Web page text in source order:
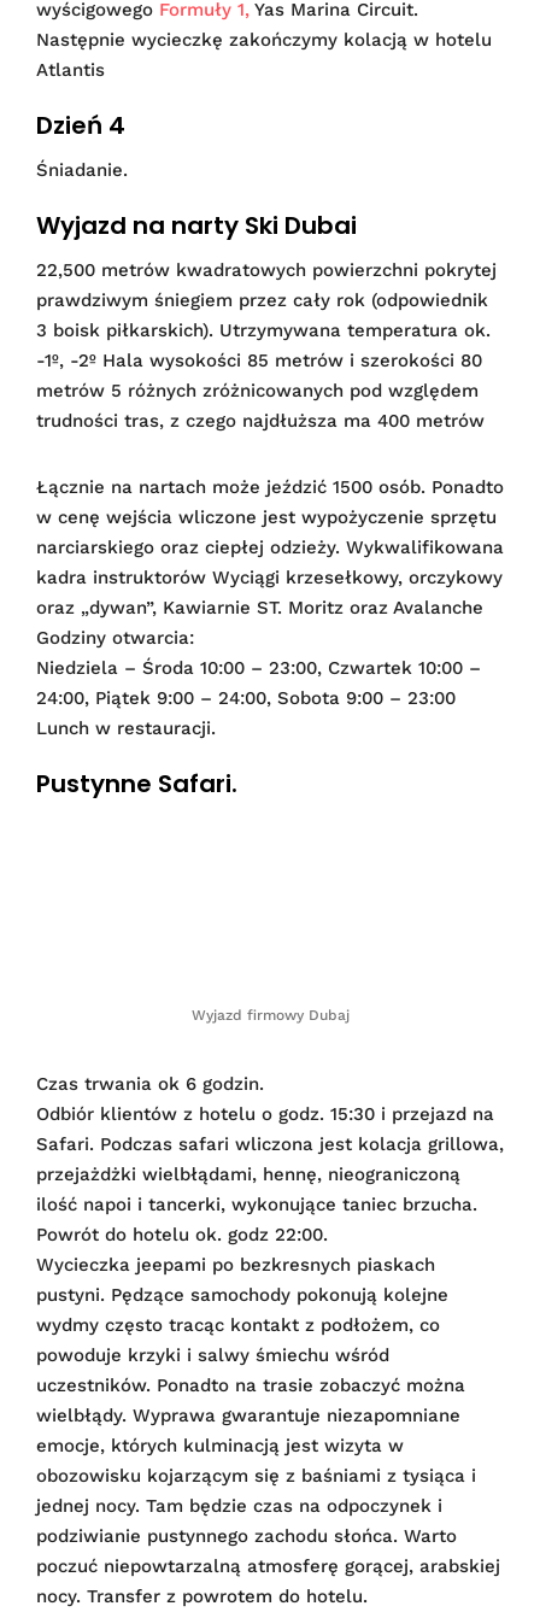
wyścigowego Formuły 1, Yas Marina Circuit.
Następnie wycieczkę zakończymy kolacją w hotelu
Atlantis
Dzień 4
Śniadanie.
Wyjazd na narty Ski Dubai
22,500 metrów kwadratowych powierzchni pokrytej
prawdziwym śniegiem przez cały rok (odpowiednik
3 boisk piłkarskich). Utrzymywana temperatura ok.
-1º, -2º Hala wysokości 85 metrów i szerokości 80
metrów 5 różnych zróżnicowanych pod względem
trudności tras, z czego najdłuższa ma 400 metrów
Łącznie na nartach może jeździć 1500 osób. Ponadto
w cenę wejścia wliczone jest wypożyczenie sprzętu
narciarskiego oraz ciepłej odzieży. Wykwalifikowana
kadra instruktorów Wyciągi krzesełkowy, orczykowy
oraz „dywan”, Kawiarnie ST. Moritz oraz Avalanche
Godziny otwarcia:
Niedziela – Środa 10:00 – 23:00, Czwartek 10:00 –
24:00, Piątek 9:00 – 24:00, Sobota 9:00 – 23:00
Lunch w restauracji.
Pustynne Safari.
Wyjazd firmowy Dubaj
Czas trwania ok 6 godzin.
Odbiór klientów z hotelu o godz. 15:30 i przejazd na
Safari. Podczas safari wliczona jest kolacja grillowa,
przejażdżki wielbłądami, hennę, nieograniczoną
ilość napoi i tancerki, wykonujące taniec brzucha.
Powrót do hotelu ok. godz 22:00.
Wycieczka jeepami po bezkresnych piaskach
pustyni. Pędzące samochody pokonują kolejne
wydmy często tracąc kontakt z podłożem, co
powoduje krzyki i salwy śmiechu wśród
uczestników. Ponadto na trasie zobaczyć można
wielbłądy. Wyprawa gwarantuje niezapomniane
emocje, których kulminacją jest wizyta w
obozowisku kojarzącym się z baśniami z tysiąca i
jednej nocy. Tam będzie czas na odpoczynek i
podziwianie pustynnego zachodu słońca. Warto
poczuć niepowtarzalną atmosferę gorącej, arabskiej
nocy. Transfer z powrotem do hotelu.